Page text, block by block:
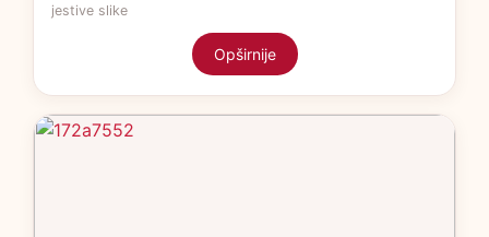
jestive slike
Opširnije